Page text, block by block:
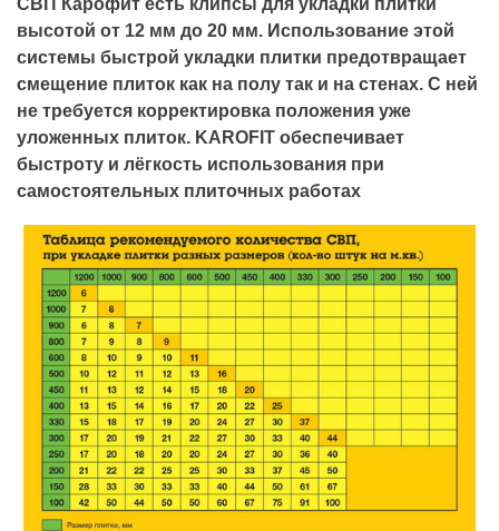
высотой от 12 мм до 20 мм. Использование этой
системы быстрой укладки плитки предотвращает
смещение плиток как на полу так и на стенах. С ней
не требуется корректировка положения уже
уложенных плиток. KAROFIT обеспечивает
быстроту и лёгкость использования при
самостоятельных плиточных работах